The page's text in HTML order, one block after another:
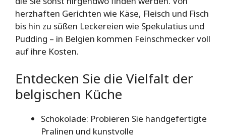
herzhaften Gerichten wie Käse, Fleisch und Fisch
bis hin zu süßen Leckereien wie Spekulatius und
Pudding – in Belgien kommen Feinschmecker voll
auf ihre Kosten.
Entdecken Sie die Vielfalt der
belgischen Küche
Schokolade: Probieren Sie handgefertigte
Pralinen und kunstvolle